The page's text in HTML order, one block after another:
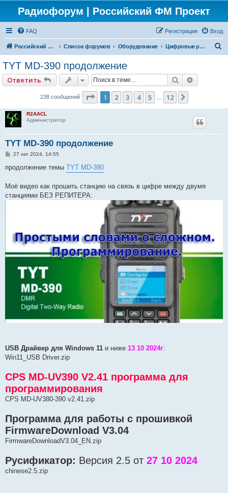
Радиофорум | Российский ФМ Проект
FAQ Вход
Регистрация
Российский ФМ проект Список форумов Оборудование Цифровые радиостанции
TYT MD-390 продолжение
Ответить Поиск
238 сообщений Страница из 12
1 2 3 4 5 12
R2AACL
Администратор
TYT MD-390 продолжение
С
о
е
н
и
27 окт 2024, 14:55
продолжение темы TYT MD-390
Моё видео как прошить станцию на связь в цифре между двумя
станциями БЕЗ РЕПИТЕРА:
USB Драйвер для Windows 11 и ниже 13 10 2024г:
Win11_USB Driver.zip
CPS MD-UV390 V2.41 программа для
программирования
CPS MD-UV380-390 v2.41.zip
Программа для работы с прошивкой
FirmwareDownload V3.04
FirmwareDownloadV3.04_EN.zip
Русификатор: Версия 2.5 от 27 10 2024
chinese2.5.zip